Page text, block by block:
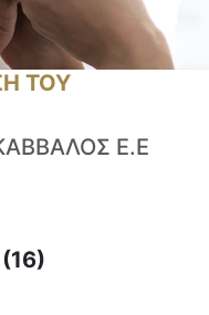
ΤΟΥ
Ε.Ε
(16)